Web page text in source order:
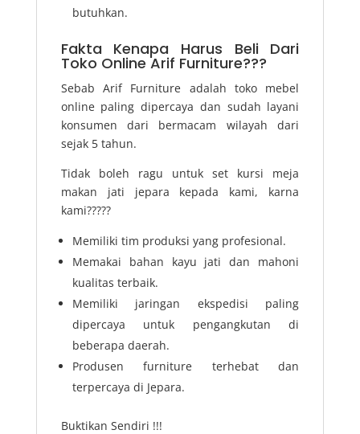
butuhkan.
Fakta Kenapa Harus Beli Dari
Toko Online Arif Furniture???
Sebab Arif Furniture adalah toko mebel
online paling dipercaya dan sudah layani
konsumen dari bermacam wilayah dari
sejak 5 tahun.
Tidak boleh ragu untuk set kursi meja
makan jati jepara kepada kami, karna
kami?????
Memiliki tim produksi yang profesional.
Memakai bahan kayu jati dan mahoni
kualitas terbaik.
Memiliki jaringan ekspedisi paling
dipercaya untuk pengangkutan di
beberapa daerah.
Produsen furniture terhebat dan
terpercaya di Jepara.
Buktikan Sendiri !!!